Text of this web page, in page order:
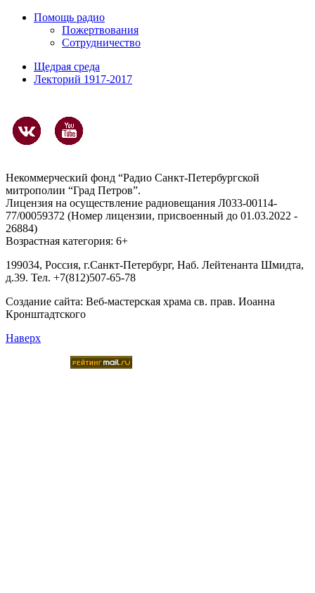
Помощь радио
Пожертвования
Сотрудничество
Щедрая среда
Лекторий 1917-2017
Некоммерческий фонд “Радио Санкт-Петербургской
митрополии “Град Петров”.
Лицензия на осуществление радиовещания Л033-00114-
77/00059372 (Номер лицензии, присвоенный до 01.03.2022 -
26884)
Возрастная категория: 6+
199034, Россия, г.Санкт-Петербург, Наб. Лейтенанта Шмидта,
д.39. Тел. +7(812)507-65-78
Создание сайта: Веб-мастерская храма св. прав. Иоанна
Кронштадтского
Наверх